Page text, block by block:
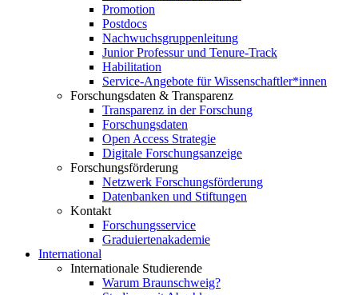
Promotion
Postdocs
Nachwuchsgruppenleitung
Junior Professur und Tenure-Track
Habilitation
Service-Angebote für Wissenschaftler*innen
Forschungsdaten & Transparenz
Transparenz in der Forschung
Forschungsdaten
Open Access Strategie
Digitale Forschungsanzeige
Forschungsförderung
Netzwerk Forschungsförderung
Datenbanken und Stiftungen
Kontakt
Forschungsservice
Graduiertenakademie
International
Internationale Studierende
Warum Braunschweig?